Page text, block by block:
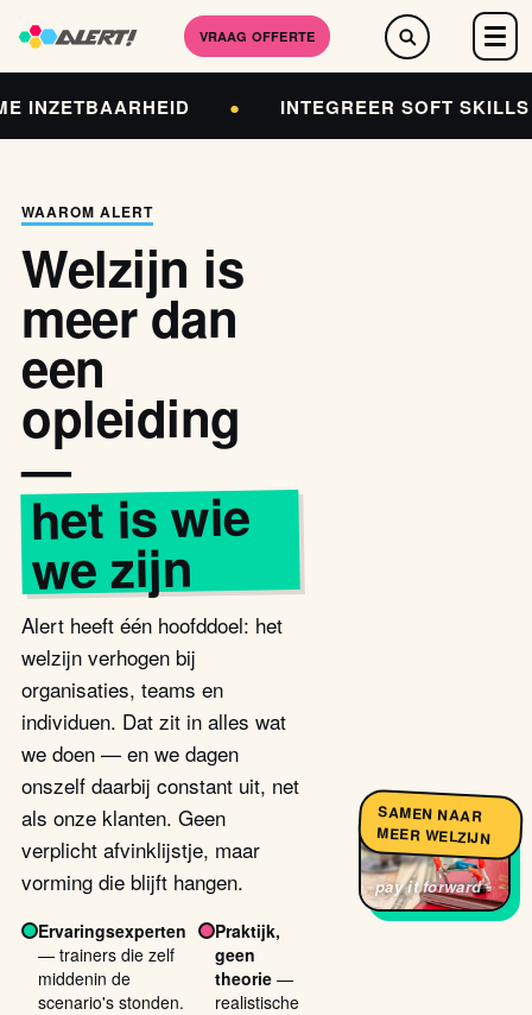
VRAAG OFFERTE
INZETBAARHEID ● INTEGREER SOFT SKILLS
WAAROM ALERT
Welzijn is
meer dan
een
opleiding
—
het is wie
we zijn
Alert heeft één hoofddoel: het
welzijn verhogen bij
organisaties, teams en
individuen. Dat zit in alles wat
we doen — en we dagen
onszelf daarbij constant uit, net
als onze klanten. Geen
verplicht afvinklijstje, maar
vorming die blijft hangen.
Ervaringsexperten
— trainers die zelf
middenin de
scenario's stonden.
Praktijk,
geen
theorie —
realistische
SAMEN NAAR
MEER WELZIJN
pay it forward